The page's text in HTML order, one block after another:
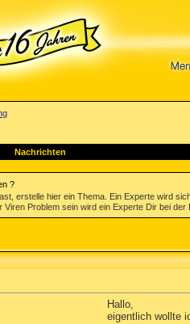
Nachrichten
?
erstelle hier ein Thema. Ein Experte wird
Problem sein wird ein Experte Dir bei der
Hallo,
eigentlich wollte